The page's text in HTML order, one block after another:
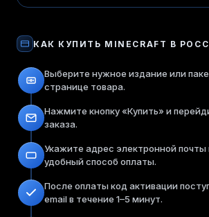
КАК КУПИТЬ MINECRAFT В
Выберите нужное издание или
странице товара.
Нажмите кнопку «Купить» и
заказа.
Укажите адрес электронной почты
удобный способ оплаты.
После оплаты код активации
email в течение 1–5 минут.